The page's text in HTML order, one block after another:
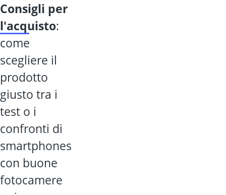
consigli per
l'acquisto:
come
scegliere il
prodotto
giusto tra i
test o i
confronti di
smartphones
con buone
fotocamere